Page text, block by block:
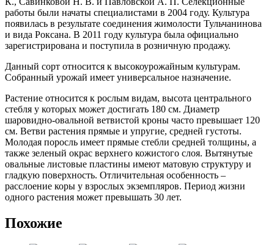
работы были начаты специалистами в 2004 году. Культура
появилась в результате соединения жимолости Тульчанинова
и вида Роксана. В 2011 году культура была официально
зарегистрирована и поступила в розничную продажу.
Данный сорт относится к высокоурожайным культурам.
Собранный урожай имеет универсальное назначение.
Растение относится к рослым видам, высота центрального
стебля у которых может достигать 180 см. Диаметр
шаровидно-овальной ветвистой кроны часто превышает 120
см. Ветви растения прямые и упругие, средней густоты.
Молодая поросль имеет прямые стебли средней толщины, а
также зеленый окрас верхнего кожистого слоя. Вытянутые
овальные листовые пластины имеют матовую структуру и
гладкую поверхность. Отличительная особенность –
расслоение коры у взрослых экземпляров. Период жизни
одного растения может превышать 30 лет.
Похожие